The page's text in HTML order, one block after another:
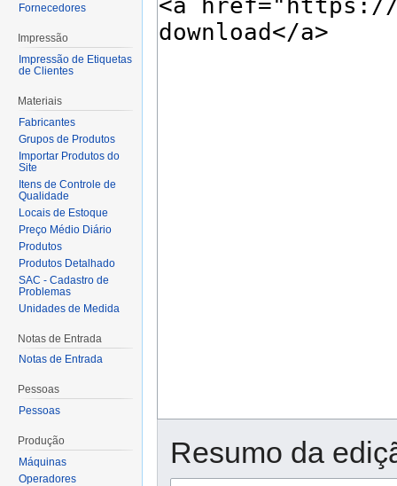
Resumo da
Fornecedores
Impressão
Impressão de Etiquetas
de Clientes
Materiais
Fabricantes
Grupos de Produtos
Importar Produtos do
Site
Itens de Controle de
Qualidade
Locais de Estoque
Preço Médio Diário
Produtos
Produtos Detalhado
SAC - Cadastro de
Problemas
Unidades de Medida
Notas de Entrada
Notas de Entrada
Pessoas
Pessoas
Produção
Máquinas
Operadores